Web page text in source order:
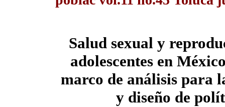
Salud sexual y
adolescentes en
marco de análisis para
y diseño de